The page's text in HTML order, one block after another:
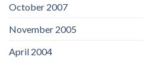
October 2007
November 2005
April 2004